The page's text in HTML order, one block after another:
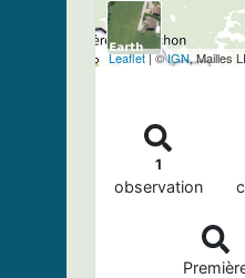
Leaflet| ©IGN, Mailles
1
observation